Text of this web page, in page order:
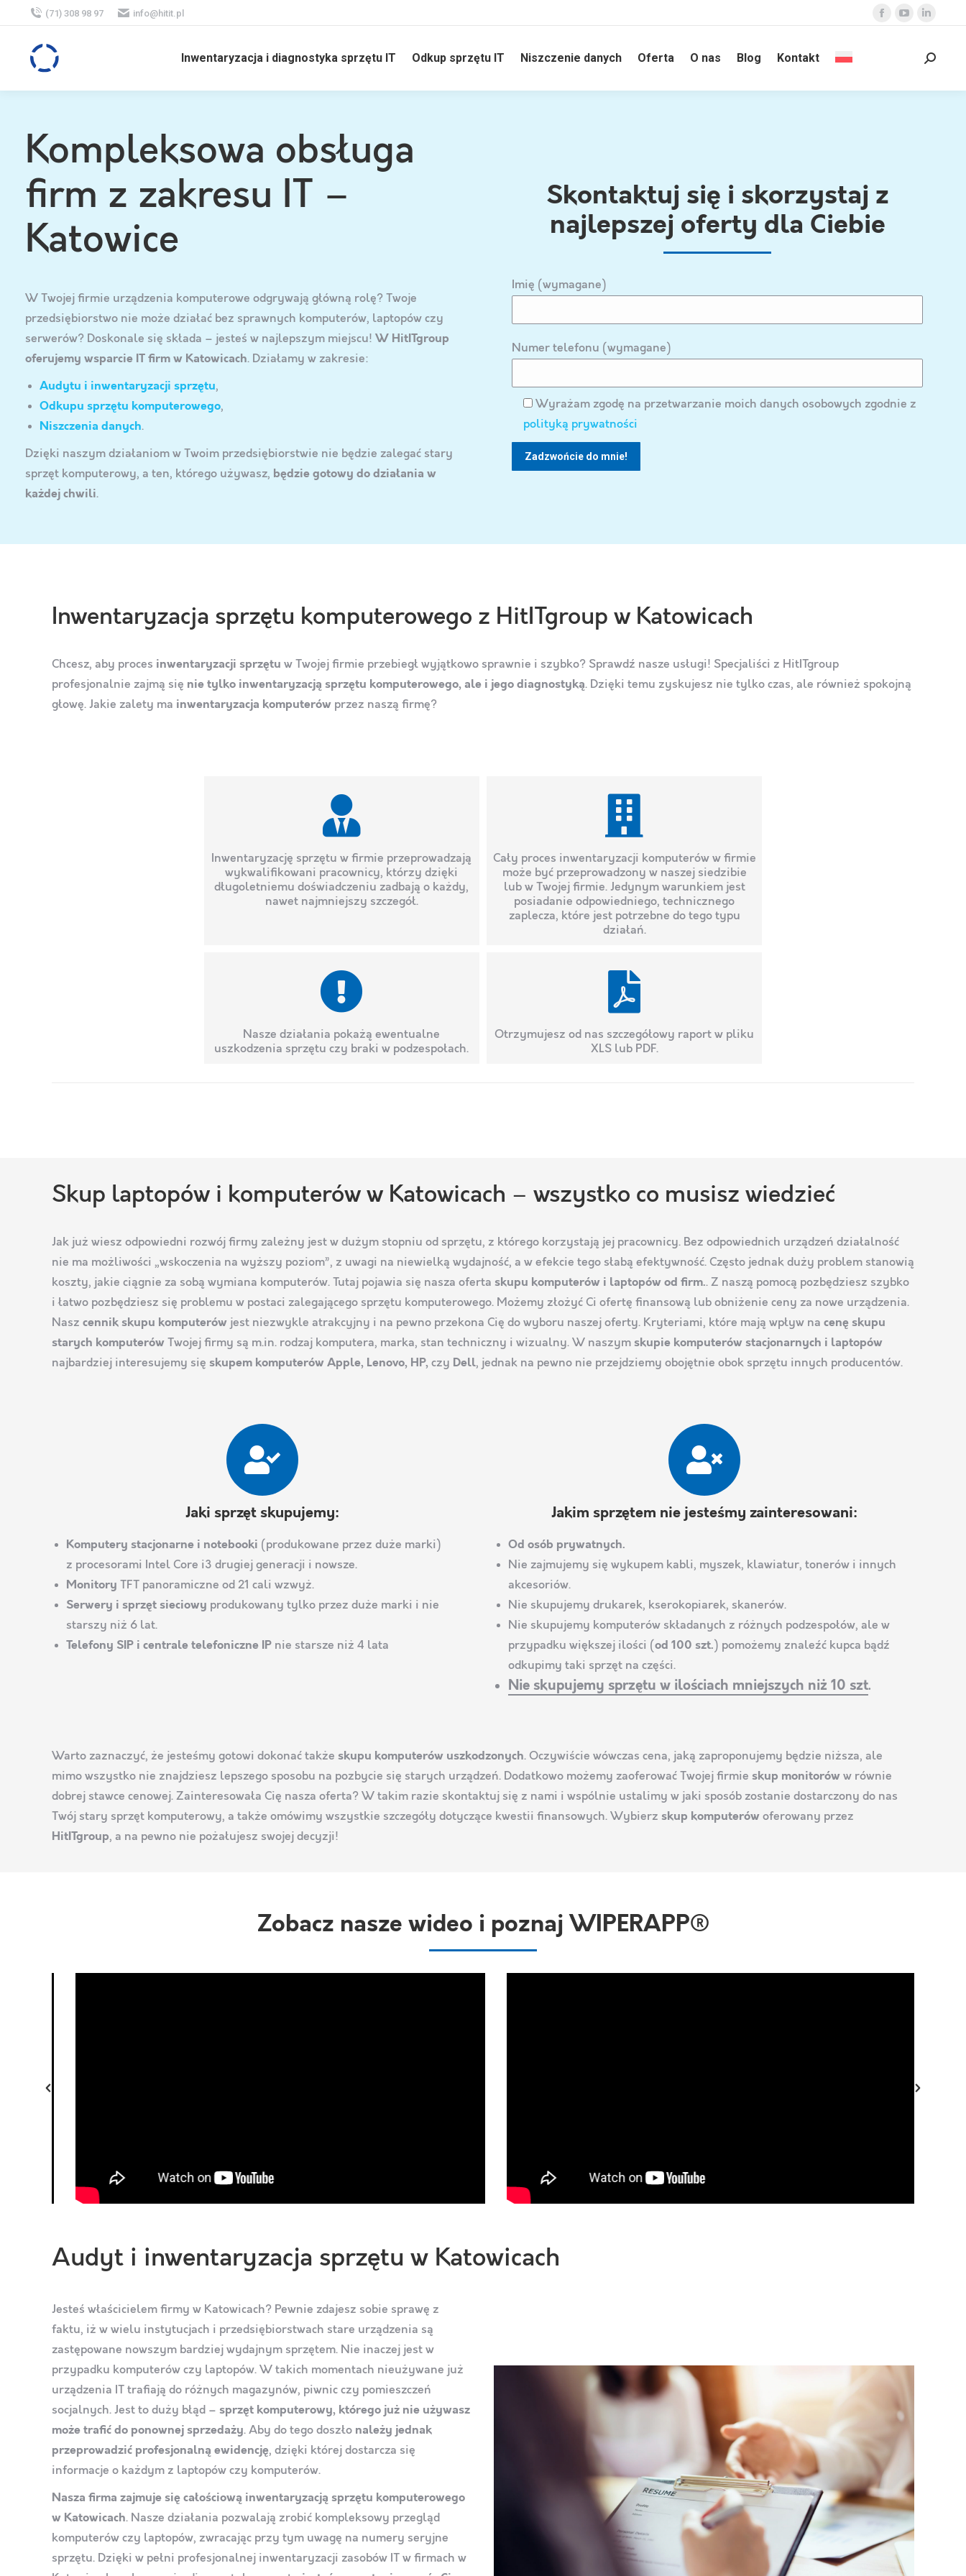
(71) 308 98 97 info@hitit.pl
Facebook
opensopens
Inwentaryzacja i diagnostyka sprzętu IT Odkup sprzętu IT Niszczenie danych Oferta O nas Blog Kontakt Szukaj:
Kompleksowa obsługa
firm z zakresu IT –
Katowice
W Twojej firmie urządzenia komputerowe odgrywają główną rolę? Twoje
przedsiębiorstwo nie może działać bez sprawnych komputerów, laptopów czy
serwerów? Doskonale się składa – jesteś w najlepszym miejscu! W HitITgroup
oferujemy wsparcie IT firm w Katowicach. Działamy w zakresie:
Audytu i inwentaryzacji sprzętu,
Odkupu sprzętu komputerowego,
Niszczenia danych.
Dzięki naszym działaniom w Twoim przedsiębiorstwie nie będzie zalegać stary
sprzęt komputerowy, a ten, którego używasz, będzie gotowy do działania w
każdej chwili.
Skontaktuj się i skorzystaj z
najlepszej oferty dla Ciebie
Imię (wymagane)
Numer telefonu (wymagane)
Wyrażam zgodę na przetwarzanie moich danych osobowych zgodnie z
polityką prywatności
Inwentaryzacja sprzętu komputerowego z HitITgroup w Katowicach
Chcesz, aby proces inwentaryzacji sprzętu w Twojej firmie przebiegł wyjątkowo sprawnie i szybko? Sprawdź nasze usługi! Specjaliści z HitITgroup
profesjonalnie zajmą się nie tylko inwentaryzacją sprzętu komputerowego, ale i jego diagnostyką. Dzięki temu zyskujesz nie tylko czas, ale również spokojną
głowę. Jakie zalety ma inwentaryzacja komputerów przez naszą firmę?
Inwentaryzację sprzętu w firmie przeprowadzają
wykwalifikowani pracownicy, którzy dzięki
długoletniemu doświadczeniu zadbają o każdy,
nawet najmniejszy szczegół.
Cały proces inwentaryzacji komputerów w firmie
może być przeprowadzony w naszej siedzibie
lub w Twojej firmie. Jedynym warunkiem jest
posiadanie odpowiedniego, technicznego
zaplecza, które jest potrzebne do tego typu
działań.
Nasze działania pokażą ewentualne
uszkodzenia sprzętu czy braki w podzespołach.
Otrzymujesz od nas szczegółowy raport w pliku
XLS lub PDF.
Skup laptopów i komputerów w Katowicach – wszystko co musisz wiedzieć
Jak już wiesz odpowiedni rozwój firmy zależny jest w dużym stopniu od sprzętu, z którego korzystają jej pracownicy. Bez odpowiednich urządzeń działalność
nie ma możliwości „wskoczenia na wyższy poziom”, z uwagi na niewielką wydajność, a w efekcie tego słabą efektywność. Często jednak duży problem stanowią
koszty, jakie ciągnie za sobą wymiana komputerów. Tutaj pojawia się nasza oferta skupu komputerów i laptopów od firm.. Z naszą pomocą pozbędziesz szybko
i łatwo pozbędziesz się problemu w postaci zalegającego sprzętu komputerowego. Możemy złożyć Ci ofertę finansową lub obniżenie ceny za nowe urządzenia.
Nasz cennik skupu komputerów jest niezwykle atrakcyjny i na pewno przekona Cię do wyboru naszej oferty. Kryteriami, które mają wpływ na cenę skupu
starych komputerów Twojej firmy są m.in. rodzaj komputera, marka, stan techniczny i wizualny. W naszym skupie komputerów stacjonarnych i laptopów
najbardziej interesujemy się skupem komputerów Apple, Lenovo, HP, czy Dell, jednak na pewno nie przejdziemy obojętnie obok sprzętu innych producentów.
Jaki sprzęt skupujemy:
Komputery stacjonarne i notebooki (produkowane przez duże marki)
z procesorami Intel Core i3 drugiej generacji i nowsze.
Monitory TFT panoramiczne od 21 cali wzwyż.
Serwery i sprzęt sieciowy produkowany tylko przez duże marki i nie
starszy niż 6 lat.
Telefony SIP i centrale telefoniczne IP nie starsze niż 4 lata
Jakim sprzętem nie jesteśmy zainteresowani:
Od osób prywatnych.
Nie zajmujemy się wykupem kabli, myszek, klawiatur, tonerów i innych
akcesoriów.
Nie skupujemy drukarek, kserokopiarek, skanerów.
Nie skupujemy komputerów składanych z różnych podzespołów, ale w
przypadku większej ilości (od 100 szt.) pomożemy znaleźć kupca bądź
odkupimy taki sprzęt na części.
Nie skupujemy sprzętu w ilościach mniejszych niż 10 szt.
Warto zaznaczyć, że jesteśmy gotowi dokonać także skupu komputerów uszkodzonych. Oczywiście wówczas cena, jaką zaproponujemy będzie niższa, ale
mimo wszystko nie znajdziesz lepszego sposobu na pozbycie się starych urządzeń. Dodatkowo możemy zaoferować Twojej firmie skup monitorów w równie
dobrej stawce cenowej. Zainteresowała Cię nasza oferta? W takim razie skontaktuj się z nami i wspólnie ustalimy w jaki sposób zostanie dostarczony do nas
Twój stary sprzęt komputerowy, a także omówimy wszystkie szczegóły dotyczące kwestii finansowych. Wybierz skup komputerów oferowany przez
HitITgroup, a na pewno nie pożałujesz swojej decyzji!
Zobacz nasze wideo i poznaj WIPERAPP®
Audyt i inwentaryzacja sprzętu w Katowicach
Jesteś właścicielem firmy w Katowicach? Pewnie zdajesz sobie sprawę z
faktu, iż w wielu instytucjach i przedsiębiorstwach stare urządzenia są
zastępowane nowszym bardziej wydajnym sprzętem. Nie inaczej jest w
przypadku komputerów czy laptopów. W takich momentach nieużywane już
urządzenia IT trafiają do różnych magazynów, piwnic czy pomieszczeń
socjalnych. Jest to duży błąd – sprzęt komputerowy, którego już nie używasz
może trafić do ponownej sprzedaży. Aby do tego doszło należy jednak
przeprowadzić profesjonalną ewidencję, dzięki której dostarcza się
informacje o każdym z laptopów czy komputerów.
Nasza firma zajmuje się całościową inwentaryzacją sprzętu komputerowego
w Katowicach. Nasze działania pozwalają zrobić kompleksowy przegląd
komputerów czy laptopów, zwracając przy tym uwagę na numery seryjne
sprzętu. Dzięki w pełni profesjonalnej inwentaryzacji zasobów IT w firmach w